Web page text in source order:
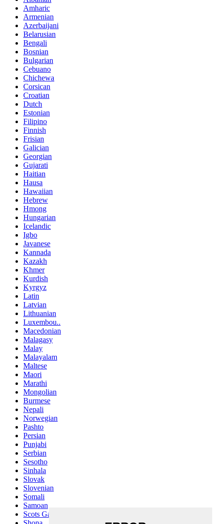
Amharic
Armenian
Azerbaijani
Belarusian
Bengali
Bosnian
Bulgarian
Cebuano
Chichewa
Corsican
Croatian
Dutch
Estonian
Filipino
Finnish
Frisian
Galician
Georgian
Gujarati
Haitian
Hausa
Hawaiian
Hebrew
Hmong
Hungarian
Icelandic
Igbo
Javanese
Kannada
Kazakh
Khmer
Kurdish
Kyrgyz
Latin
Latvian
Lithuanian
Luxembou..
Macedonian
Malagasy
Malay
Malayalam
Maltese
Maori
Marathi
Mongolian
Burmese
Nepali
Norwegian
Pashto
Persian
Punjabi
Serbian
Sesotho
Sinhala
Slovak
Slovenian
Somali
Samoan
Scots Gaelic